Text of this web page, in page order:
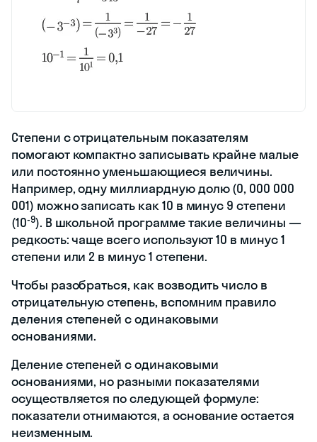
Степени с отрицательным показателям
помогают компактно записывать крайне малые
или постоянно уменьшающиеся величины.
Например, одну миллиардную долю (0, 000 000
001) можно записать как 10 в минус 9 степени
(10-9). В школьной программе такие величины —
редкость: чаще всего используют 10 в минус 1
степени или 2 в минус 1 степени.
Чтобы разобраться, как возводить число в
отрицательную степень, вспомним правило
деления степеней с одинаковыми
основаниями.
Деление степеней с одинаковыми
основаниями, но разными показателями
осуществляется по следующей формуле:
показатели отнимаются, а основание остается
неизменным.